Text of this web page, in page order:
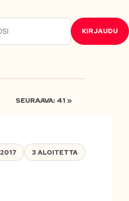
KIRJAUDU
SEURAAVA: 41 »
2017 3 ALOITETTA